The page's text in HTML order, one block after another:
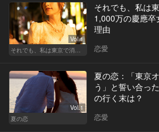
Vol.1
それでも、私は
1,000万の慶應卒
理由
恋愛
Vol.1
夏の恋
夏の恋：「東京
う」と誓い合っ
の行く末は？
恋愛